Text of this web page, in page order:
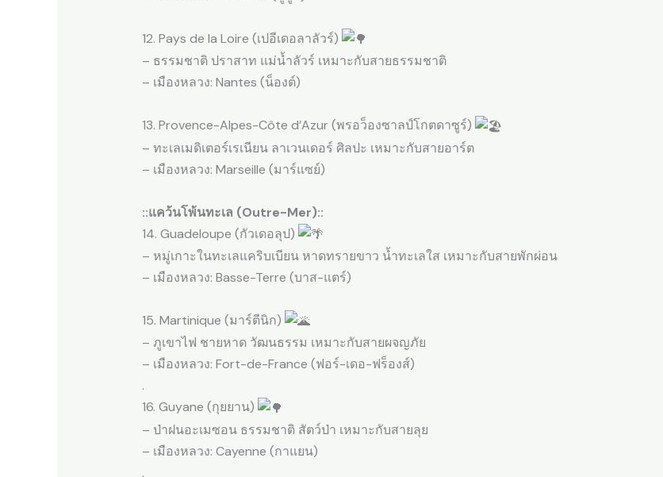
12. Pays de la Loire (เปอีเดอลาลัวร์)
– ธรรมชาติ ปราสาท แม่น้ำลัวร์ เหมาะกับสายธรรมชาติ
– เมืองหลวง: Nantes (น็องต์)
13. Provence-Alpes-Côte d’Azur (พรอว็องซาลป์โกตดาซูร์)
– ทะเลเมดิเตอร์เรเนียน ลาเวนเดอร์ ศิลปะ เหมาะกับสายอาร์ต
– เมืองหลวง: Marseille (มาร์แซย์)
::แคว้นโพ้นทะเล (Outre-Mer)::
14. Guadeloupe (กัวเดอลุป)
– หมู่เกาะในทะเลแคริบเบียน หาดทรายขาว น้ำทะเลใส เหมาะกับสายพักผ่อน
– เมืองหลวง: Basse-Terre (บาส-แตร์)
15. Martinique (มาร์ตีนิก)
– ภูเขาไฟ ชายหาด วัฒนธรรม เหมาะกับสายผจญภัย
– เมืองหลวง: Fort-de-France (ฟอร์-เดอ-ฟร็องส์)
.
16. Guyane (กุยยาน)
– ป่าฝนอะเมซอน ธรรมชาติ สัตว์ป่า เหมาะกับสายลุย
– เมืองหลวง: Cayenne (กาแยน)
.